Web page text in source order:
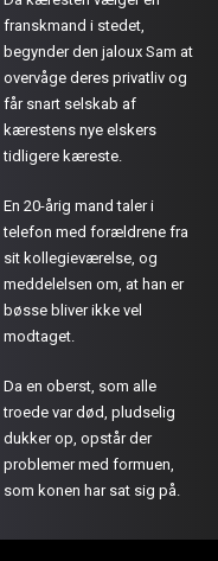
franskmand i stedet,
begynder den jaloux Sam at
overvåge deres privatliv og
får snart selskab af
kærestens nye elskers
tidligere kæreste.
En 20-årig mand taler i
telefon med forældrene fra
sit kollegieværelse, og
meddelelsen om, at han er
bøsse bliver ikke vel
modtaget.
Da en oberst, som alle
troede var død, pludselig
dukker op, opstår der
problemer med formuen,
som konen har sat sig på.